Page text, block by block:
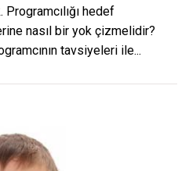
hedef
nasıl bir yok çizmelidir?
tavsiyeleri ile...